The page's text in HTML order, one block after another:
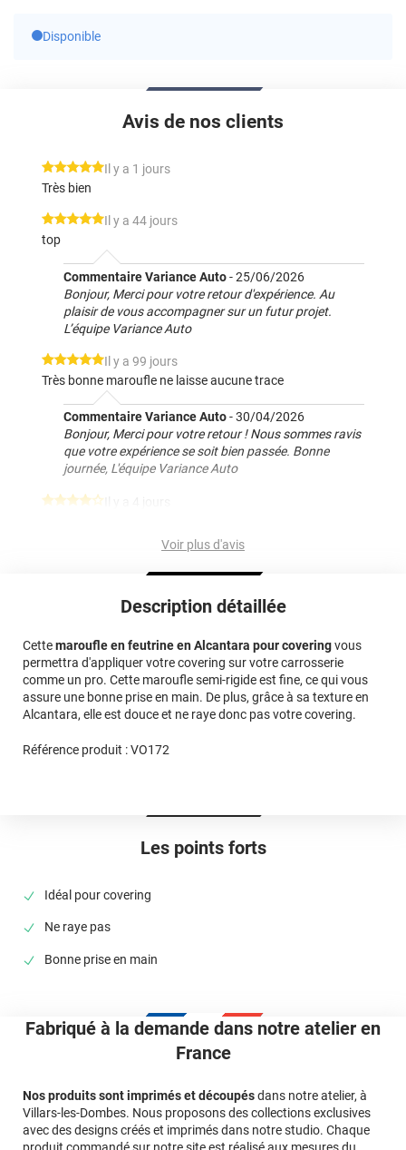
Disponible
Les points forts
Idéal pour covering
Ne raye pas
Bonne prise en main
Fabriqué à la demande dans notre atelier en
France
Nos produits sont imprimés et découpésdans notre atelier, à
Villars-les-Dombes. Nous proposons des collections exclusives
avec des designs créés et imprimés dans notre studio. Chaque
Avis de nos clients
*****
Il y a 1 jours
Très bien
*****
Il y a 44 jours
top
Commentaire Variance Auto-25/06/2026
Bonjour, Merci pour votre retour d'expérience. Au
plaisir de vous accompagner sur un futur projet.
L’équipe Variance Auto
*****
Il y a 99 jours
Très bonne maroufle ne laisse aucune trace
Commentaire Variance Auto-30/04/2026
Bonjour, Merci pour votre retour ! Nous sommes ravis
que votre expérience se soit bien passée. Bonne
journée, L'équipe Variance Auto
*****
Il y a 135 jours
Laisse apparaitre de fines rayures
Commentaire Variance Auto-26/03/2026
de partager votre retour d’expérience, même s’il est
regrettable pour nous de constater que nos produits
n’ont pas répondu à vos attentes. Nous serions ravis
d’en discuter plus en détail. N’hésitez pas à contacter
directement notre service client en mentionnant votre
pour vous accompagner au mieux. Bien cordialement,
Commentaire Variance Auto -08/05/2026
de partager votre retour d’expérience, même s’il est
regrettable pour nous de constater que nos services
n’ont pas répondu à vos attentes. Nous serions ravis
directement notre service client en mentionnant votre
Voir plus d'avis
Description détaillée
Cettemaroufle en feutrine en Alcantara pour coveringvous
permettra d'appliquer votre covering sur votre carrosserie
comme un pro. Cette maroufle semi-rigide est fine, ce qui vous
assure une bonne prise en main. De plus, grâce à sa texture en
Alcantara, elle est douce et ne raye donc pas votre covering.
Référence produit :VO172